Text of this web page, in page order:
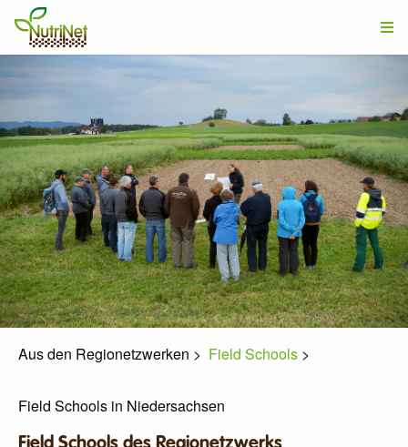
Aus den Regionetzwerken > Field Schools >
Field Schools in Niedersachsen